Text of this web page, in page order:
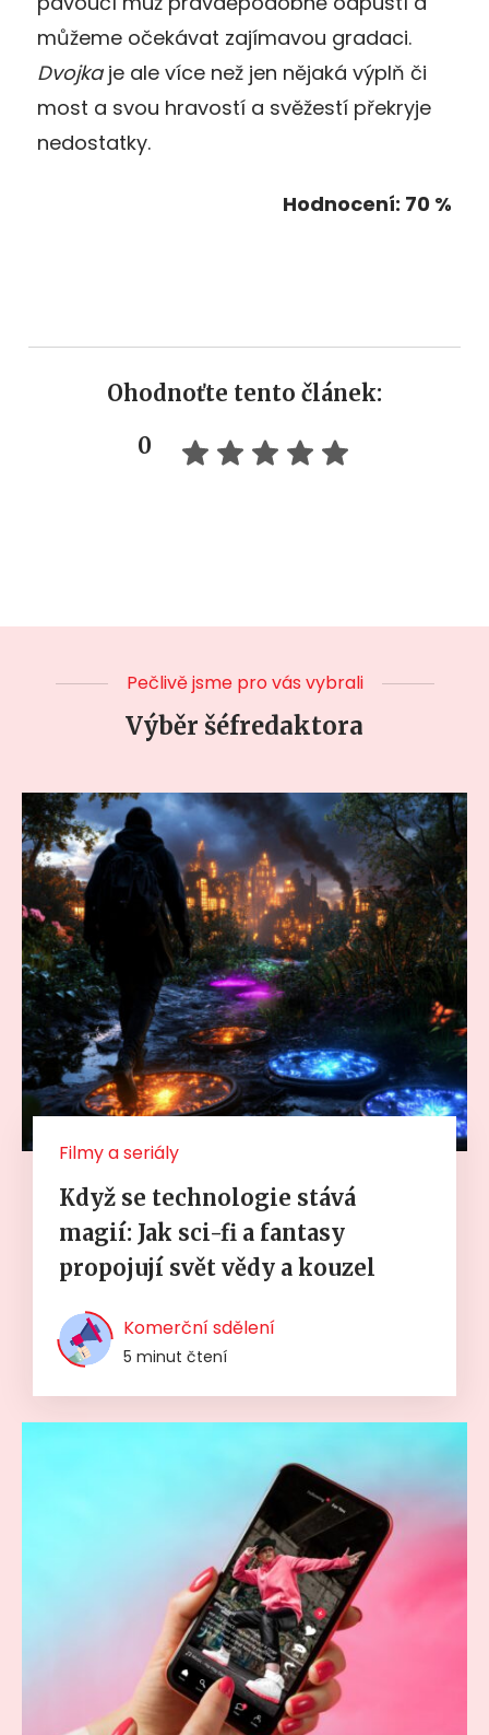
můžeme očekávat zajímavou gradaci.
Dvojkaje ale více než jen nějaká výplň či
most a svou hravostí a svěžestí překryje
nedostatky.
Hodnocení: 70 %
Ohodnoťte tento článek:
0
Pečlivě jsme pro vás vybrali
Výběr šéfredaktora
Filmy a seriály
Když se technologie stává
magií: Jak sci-fi a fantasy
propojují svět vědy a kouzel
Komerční sdělení
5 minut čtení